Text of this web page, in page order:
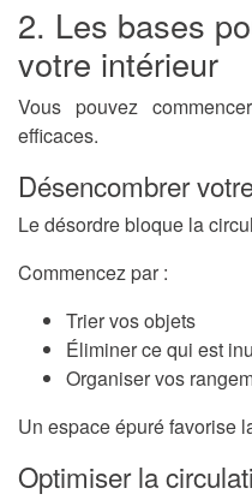
2. Les bases
votre intérieur
Vous pouvez
efficaces.
Désencombrer
Le désordre bloque la
Commencez par :
Trier vos objets
Éliminer ce qui est
Organiser vos
Un espace épuré favorise
Optimiser la